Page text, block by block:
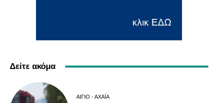
Δείτε ακόμα
ΑΊΓΙΟ - ΑΧΑΪ́Α